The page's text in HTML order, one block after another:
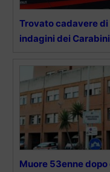
Trovato cadavere
indagini dei
Muore 53enne